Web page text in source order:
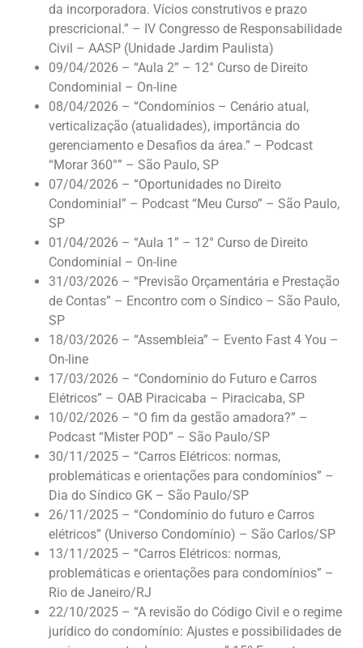
da incorporadora. Vícios construtivos e prazo
prescricional.” – IV Congresso de Responsabilidade
Civil – AASP (Unidade Jardim Paulista)
09/04/2026 – “Aula 2” – 12° Curso de Direito
Condominial – On-line
08/04/2026 – “Condomínios – Cenário atual,
verticalização (atualidades), importância do
gerenciamento e Desafios da área.” – Podcast
“Morar 360°” – São Paulo, SP
07/04/2026 – “Oportunidades no Direito
Condominial” – Podcast “Meu Curso” – São Paulo,
SP
01/04/2026 – “Aula 1” – 12° Curso de Direito
Condominial – On-line
31/03/2026 – “Previsão Orçamentária e Prestação
de Contas” – Encontro com o Síndico – São Paulo,
SP
18/03/2026 – “Assembleia” – Evento Fast 4 You –
On-line
17/03/2026 – “Condomínio do Futuro e Carros
Elétricos” – OAB Piracicaba – Piracicaba, SP
10/02/2026 – “O fim da gestão amadora?” –
Podcast “Mister POD” – São Paulo/SP
30/11/2025 – “Carros Elétricos: normas,
problemáticas e orientações para condomínios” –
Dia do Síndico GK – São Paulo/SP
26/11/2025 – “Condomínio do futuro e Carros
elétricos” (Universo Condomínio) – São Carlos/SP
13/11/2025 – “Carros Elétricos: normas,
problemáticas e orientações para condomínios” –
Rio de Janeiro/RJ
22/10/2025 – “A revisão do Código Civil e o regime
jurídico do condomínio: Ajustes e possibilidades de